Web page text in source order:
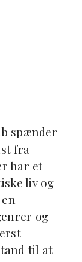
spænder
fra
har et
liv og
og
til at